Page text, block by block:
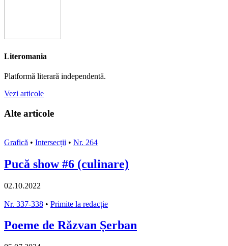
Literomania
Platformă literară independentă.
Vezi articole
Alte articole
Grafică • Intersecții • Nr. 264
Pucă show #6 (culinare)
02.10.2022
Nr. 337-338 • Primite la redacție
Poeme de Răzvan Șerban